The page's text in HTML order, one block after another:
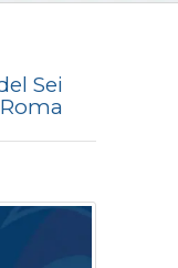
Sei